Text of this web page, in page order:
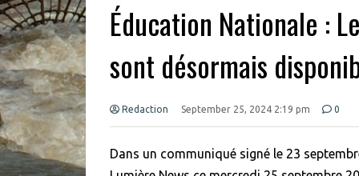
Éducation Nationale :
sont désormais
Redaction September 25, 2024 2:19 pm 0
Dans un communiqué signé le 23